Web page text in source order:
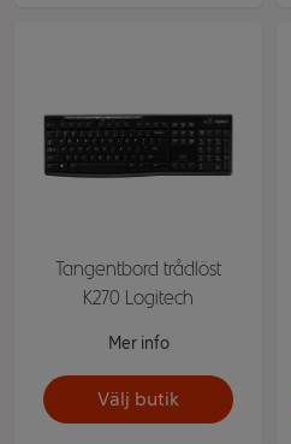
Tangentbord trådlöst
K270 Logitech
Mer info
Välj butik